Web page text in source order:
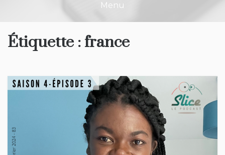
Menu
Étiquette : france